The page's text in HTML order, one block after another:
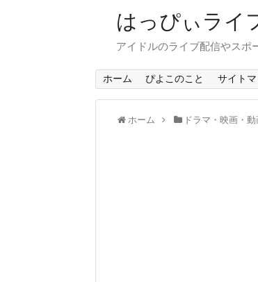
はっぴぃラ
アイドルのライブ配信やスポ
ホーム ぴよこのこと サイト
ホーム ドラマ・映画・